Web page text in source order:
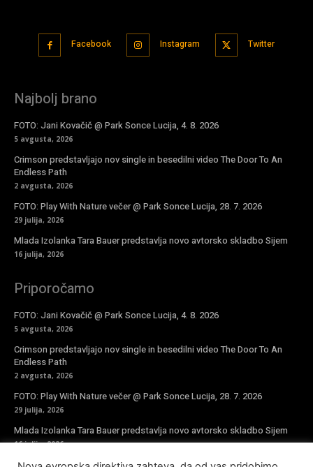
Facebook Instagram Twitter
Najbolj brano
FOTO: Jani Kovačič @ Park Sonce Lucija, 4. 8. 2026
5 avgusta, 2026
Crimson predstavljajo nov single in besedilni video The Door To An
Endless Path
2 avgusta, 2026
FOTO: Play With Nature večer @ Park Sonce Lucija, 28. 7. 2026
29 julija, 2026
Mlada Izolanka Tara Bauer predstavlja novo avtorsko skladbo Sijem
16 julija, 2026
Priporočamo
FOTO: Jani Kovačič @ Park Sonce Lucija, 4. 8. 2026
5 avgusta, 2026
Crimson predstavljajo nov single in besedilni video The Door To An
Endless Path
2 avgusta, 2026
FOTO: Play With Nature večer @ Park Sonce Lucija, 28. 7. 2026
29 julija, 2026
Mlada Izolanka Tara Bauer predstavlja novo avtorsko skladbo Sijem
16 julija, 2026